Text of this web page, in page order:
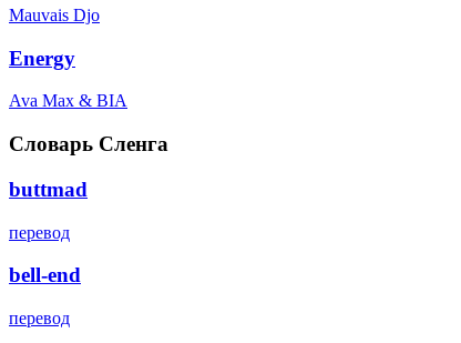
Mauvais Djo
Energy
Ava Max & BIA
Словарь Сленга
buttmad
перевод
bell-end
перевод